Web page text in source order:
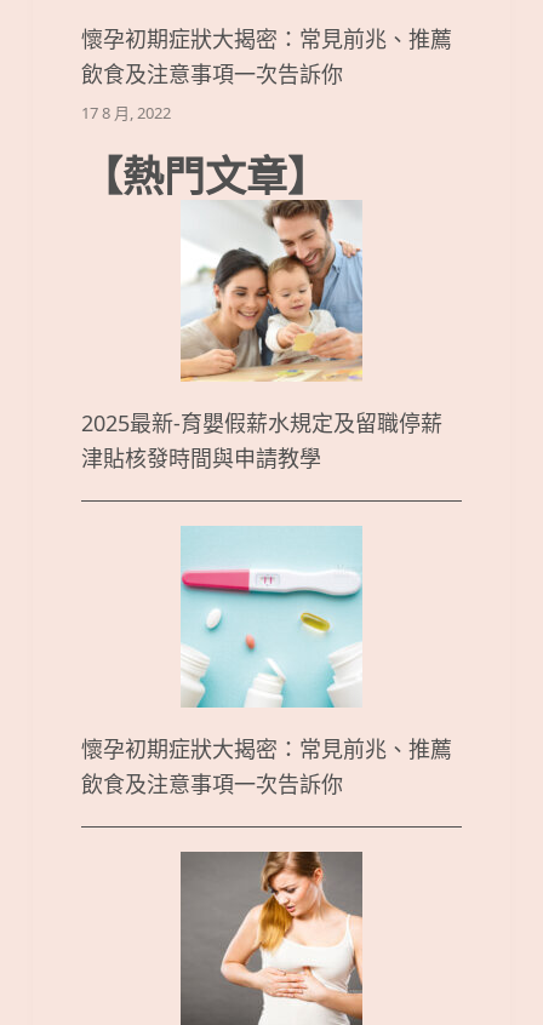
懷孕初期症狀大揭密：常見前兆、推薦
飲食及注意事項一次告訴你
17 8 月, 2022
【熱門文章】
2025最新-育嬰假薪水規定及留職停薪
津貼核發時間與申請教學
懷孕初期症狀大揭密：常見前兆、推薦
飲食及注意事項一次告訴你